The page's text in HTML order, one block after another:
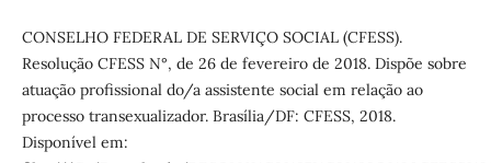
CONSELHO FEDERAL DE SERVIÇO SOCIAL (CFESS).
Resolução CFESS N°, de 26 de fevereiro de 2018. Dispõe sobre
atuação profissional do/a assistente social em relação ao
processo transexualizador. Brasília/DF: CFESS, 2018.
Disponível em: